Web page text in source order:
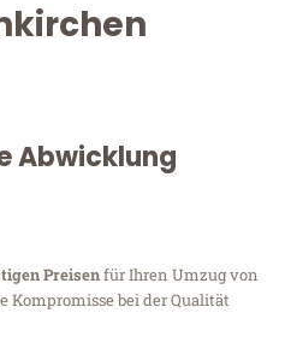
Abwicklung
Preisenfür Ihren Umzug von
Kompromisse bei der Qualität